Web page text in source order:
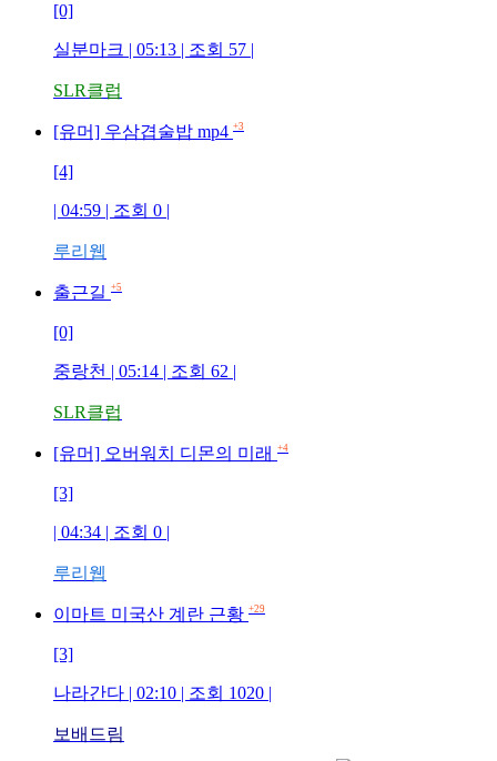
[0]
실분마크 | 05:13 | 조회 57 |
SLR클럽
[유머] 우삼겹술밥 mp4 +3
[4]
| 04:59 | 조회 0 |
루리웹
출근길 +5
[0]
중랑천 | 05:14 | 조회 62 |
SLR클럽
[유머] 오버워치 디몬의 미래 +4
[3]
| 04:34 | 조회 0 |
루리웹
이마트 미국산 계란 근황 +29
[3]
나라간다 | 02:10 | 조회 1020 |
보배드림